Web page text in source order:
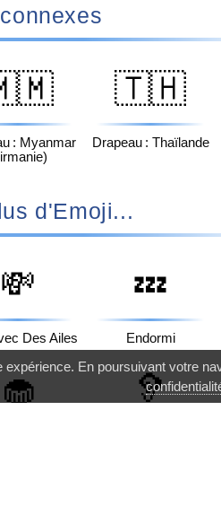
: Myanmar
🇹🇭
Drapeau : Thaïlande
d'Emoji...
💸
Des Ailes
💤
Endormi
🧁 🦻
En poursuivant votre